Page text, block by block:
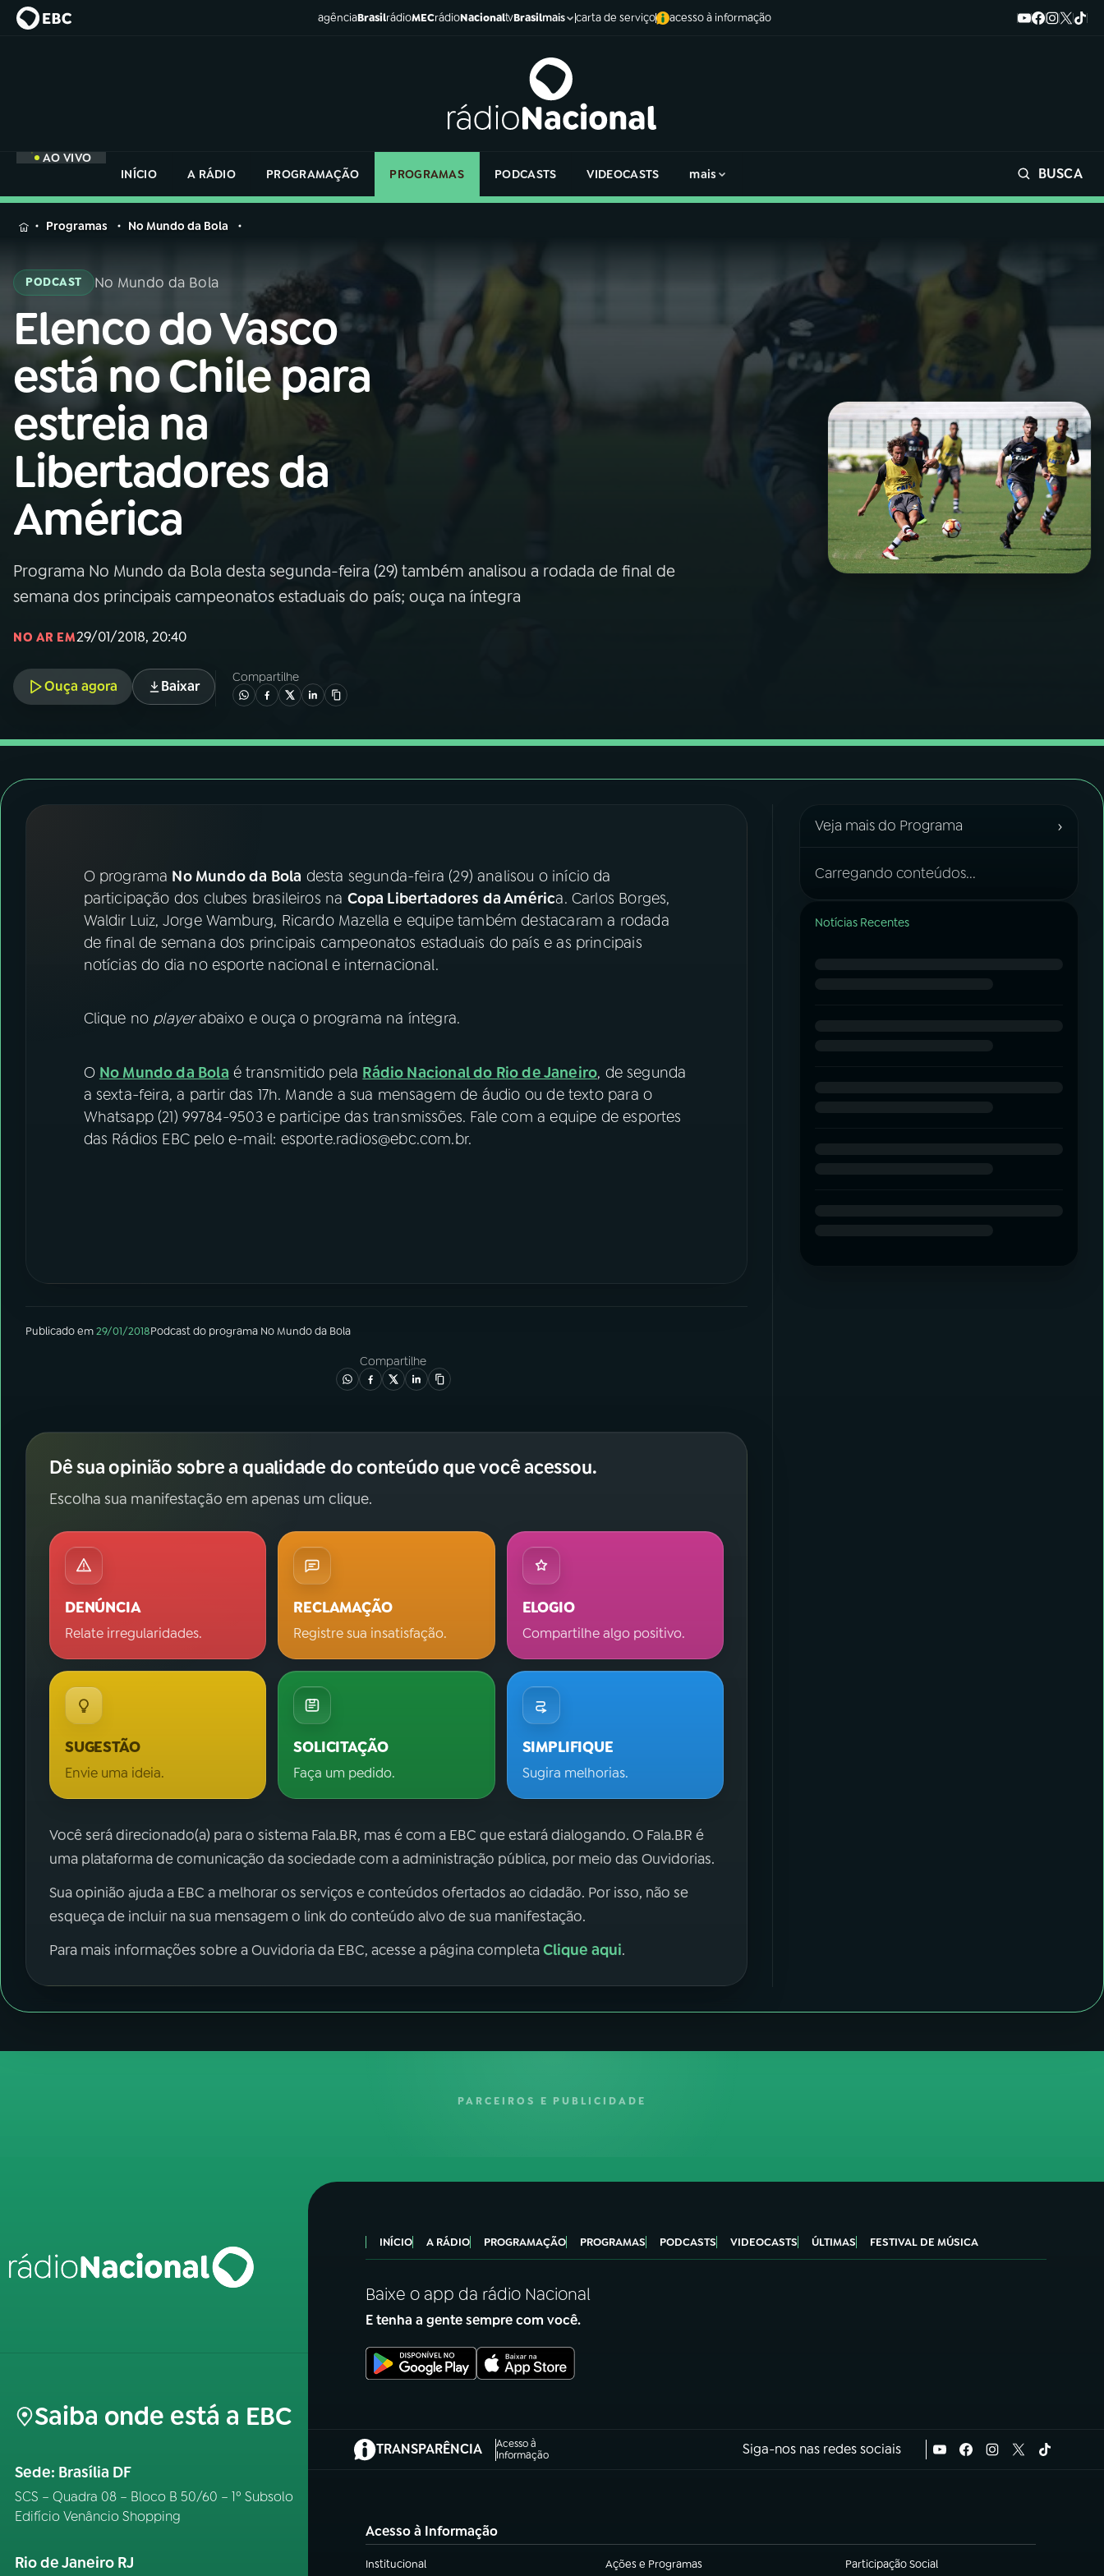
agênciaBrasilrádioMECrádioNacionaltvBrasilmais carta de serviço acesso à informação
AO VIVO
INÍCIO
A RÁDIO PROGRAMAÇÃO PROGRAMAS PODCASTS VIDEOCASTS mais BUSCA
MENU
Buscar
na
Rádio
Nacional
Buscar
AO VIVO
01 INÍCIO
02A RÁDIO
03 PROGRAMAÇÃO
04PROGRAMAS
05 PODCASTS
06VIDEOCASTS
07ÚLTIMAS
YouTube Facebook
Instagram X
na
Rádio
Programas No Mundo da Bola
PODCAST No Mundo da Bola
Elenco do Vasco
está no Chile para
estreia na
Libertadores da
América
Programa No Mundo da Bola desta segunda-feira (29) também analisou a rodada de final de
semana dos principais campeonatos estaduais do país; ouça na íntegra
NO AR EM29/01/2018, 20:40
Ouça agora Baixar
Compartilhe
O programa No Mundo da Bola desta segunda-feira (29) analisou o início da
participação dos clubes brasileiros na Copa Libertadores da América. Carlos Borges,
Waldir Luiz, Jorge Wamburg, Ricardo Mazella e equipe também destacaram a rodada
de final de semana dos principais campeonatos estaduais do país e as principais
notícias do dia no esporte nacional e internacional.
Clique no player abaixo e ouça o programa na íntegra.
O No Mundo da Bola é transmitido pela Rádio Nacional do Rio de Janeiro, de segunda
a sexta-feira, a partir das 17h. Mande a sua mensagem de áudio ou de texto para o
Whatsapp (21) 99784-9503 e participe das transmissões. Fale com a equipe de esportes
das Rádios EBC pelo e-mail: esporte.radios@ebc.com.br.
Publicado em29/01/2018Podcastdo programa No Mundo da Bola
Compartilhe
Dê sua opinião sobre a qualidade do conteúdo que você acessou.
Escolha sua manifestação em apenas um clique.
DENÚNCIA
Relate irregularidades.
RECLAMAÇÃO
Registre sua insatisfação.
ELOGIO
Compartilhe algo positivo.
SUGESTÃO
Envie uma ideia.
SOLICITAÇÃO
Faça um pedido.
SIMPLIFIQUE
Sugira melhorias.
Você será direcionado(a) para o sistema Fala.BR, mas é com a EBC que estará dialogando. O Fala.BR é
uma plataforma de comunicação da sociedade com a administração pública, por meio das Ouvidorias.
Sua opinião ajuda a EBC a melhorar os serviços e conteúdos ofertados ao cidadão. Por isso, não se
esqueça de incluir na sua mensagem o link do conteúdo alvo de sua manifestação.
Para mais informações sobre a Ouvidoria da EBC, acesse a página completaClique aqui.
Veja mais do Programa ›
Carregando conteúdos...
Notícias Recentes
PARCEIROS E PUBLICIDADE
Saiba onde está a EBC
Sede: Brasília DF
SCS – Quadra 08 – Bloco B 50/60 – 1º Subsolo
Edifício Venâncio Shopping
Rio de Janeiro RJ
INÍCIO A RÁDIO PROGRAMAÇÃO PROGRAMAS PODCASTS VIDEOCASTS ÚLTIMAS FESTIVAL DE MÚSICA
Baixe o app da rádio Nacional
E tenha a gente sempre com você.
TRANSPARÊNCIA
Acesso à
Informação
(abre em nova aba) Siga-nos nas redes sociais
Acesso à Informação
Institucional
(abre em nova aba) Ações e Programas
(abre em nova aba) Participação Social
(abre em nova aba)